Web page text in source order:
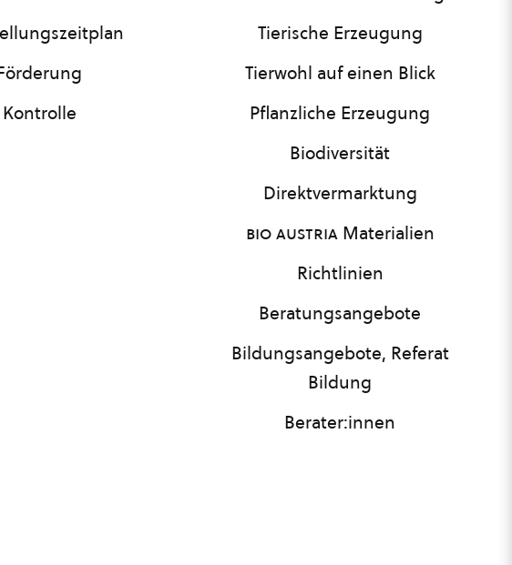
Kontrolle
Tierische Erzeugung
Tierwohl auf einen Blick
Pflanzliche Erzeugung
Biodiversität
Direktvermarktung
bio austriaMaterialien
Richtlinien
Beratungsangebote
Bildungsangebote, Referat
Bildung
Berater:innen